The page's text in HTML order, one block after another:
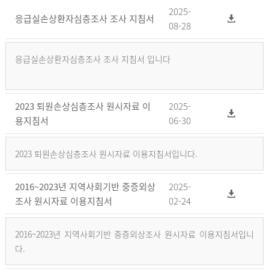
응급실손상환자심층조사 조사 지침서
2025-
08-28
응급실손상환자심층조사 조사 지침서 입니다
2023 퇴원손상심층조사 원시자료 이
용지침서
2025-
06-30
2023 퇴원손상심층조사 원시자료 이용지침서입니다.
2016~2023년 지역사회기반 중증외상
조사 원시자료 이용지침서
2025-
02-24
2016~2023년 지역사회기반 중증외상조사 원시자료 이용지침서입니
다.